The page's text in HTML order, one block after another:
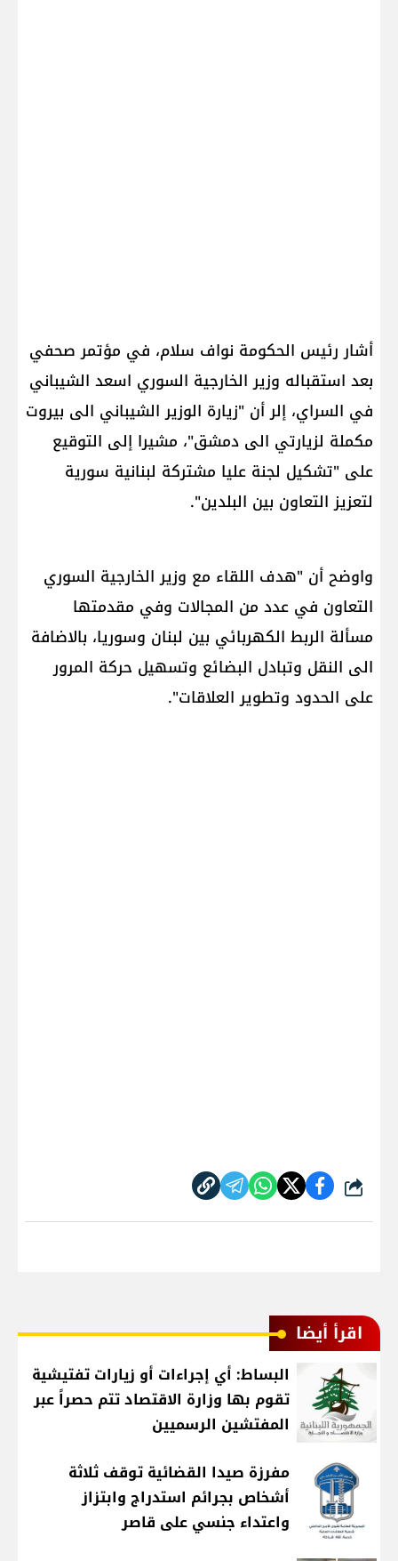
أشار رئيس الحكومة ​نواف سلام​، في مؤتمر صحفي
بعد استقباله وزير الخارجية السوري اسعد الشيباني
في السراي، إلر أن "زيارة الوزير الشيباني الى بيروت
مكملة لزيارتي الى دمشق"، مشيرا إلى التوقيع
على "تشكيل لجنة عليا مشتركة ​لبنان​ية سورية
لتعزيز التعاون بين البلدين".
واوضح أن "هدف اللقاء مع وزير الخارجية السوري
التعاون في عدد من المجالات وفي مقدمتها
مسألة الربط الكهربائي بين لبنان و​سوريا​، بالاضافة
الى النقل وتبادل البضائع وتسهيل حركة المرور
على الحدود وتطوير العلاقات".
شارك
اقرأ أيضا
البساط: أي إجراءات أو زيارات تفتيشية
تقوم بها وزارة الاقتصاد تتم حصراً عبر
المفتشين الرسميين
مفرزة صيدا القضائية توقف ثلاثة
أشخاص بجرائم استدراج وابتزاز
واعتداء جنسي على قاصر